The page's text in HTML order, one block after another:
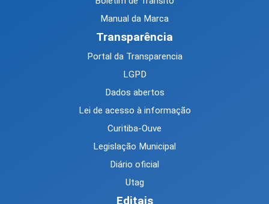
Manual da Marca
Transparência
Portal da Transparencia
LGPD
Dados abertos
Lei de acesso à informação
Curitiba-Ouve
Legislação Municipal
Diário oficial
Utag
Editais